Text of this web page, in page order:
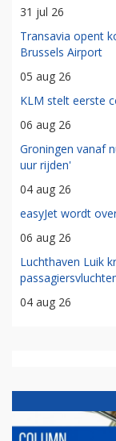
31 jul 26
Transavia opent
Brussels Airport
05 aug 26
KLM stelt eerste
06 aug 26
Groningen vanaf
uur rijden'
04 aug 26
easyJet wordt
06 aug 26
Luchthaven Luik
04 aug 26